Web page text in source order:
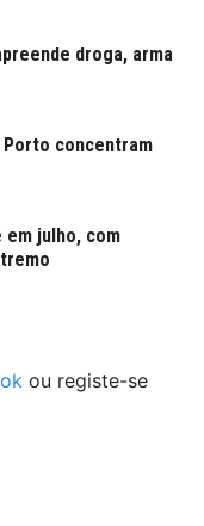
droga, arma
Porto concentram
julho, com
ou registe-se